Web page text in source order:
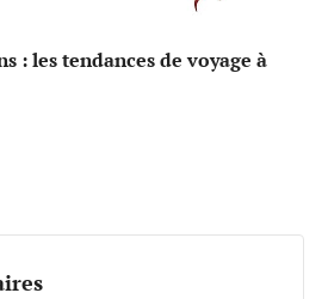
: les tendances de voyage à